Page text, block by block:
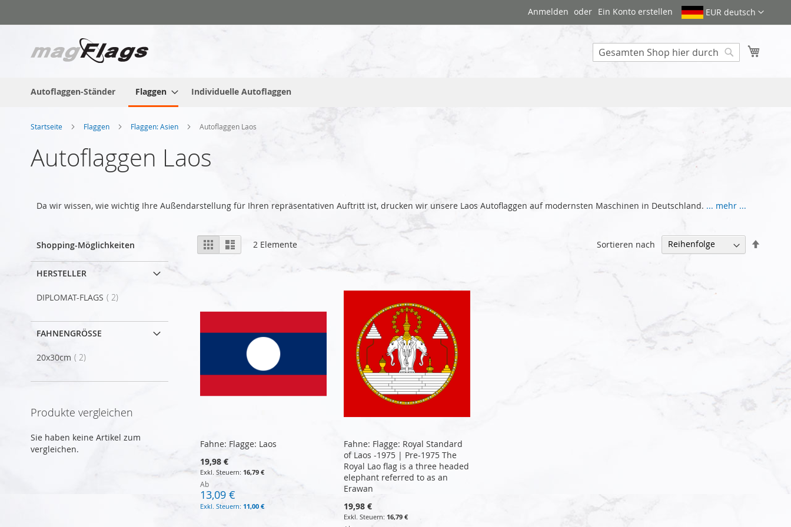
Inhalt
EUR deutsch
Anmelden Ein Konto erstellen
Autoflaggen-Ständer Flaggen Individuelle Autoflaggen
Startseite Flaggen Flaggen: Asien Autoflaggen Laos
Autoflaggen Laos
Da wir wissen, wie wichtig Ihre Außendarstellung für Ihren repräsentativen Auftritt ist, drucken wir unsere Laos Autoflaggen auf modernsten Maschinen in Deutschland. ... mehr ...
Anzeigen
als
Liste Liste 2 Elemente Sortieren nach
Fahne: Flagge: Laos
19,98 €
16,79 €
Ab
13,09 €
11,00 €
Fahne: Flagge: Royal Standard
of Laos -1975 | Pre-1975 The
Royal Lao flag is a three headed
elephant referred to as an
Erawan
19,98 €
16,79 €
Shopping-Möglichkeiten
HERSTELLER
DIPLOMAT-FLAGS 2Artikel
FAHNENGRÖSSE
20x30cm 2Artikel
Produkte vergleichen
Sie haben keine Artikel zum
vergleichen.